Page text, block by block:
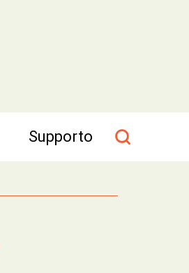
Supporto